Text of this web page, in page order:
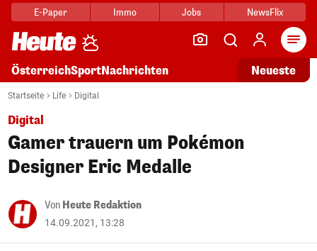
E-Paper Immo Jobs NewsFlix
ÖsterreichSportNachrichten Neueste
Startseite Life Digital
Digital
Gamer trauern um Pokémon
Designer Eric Medalle
Von Heute Redaktion
14.09.2021, 13:28